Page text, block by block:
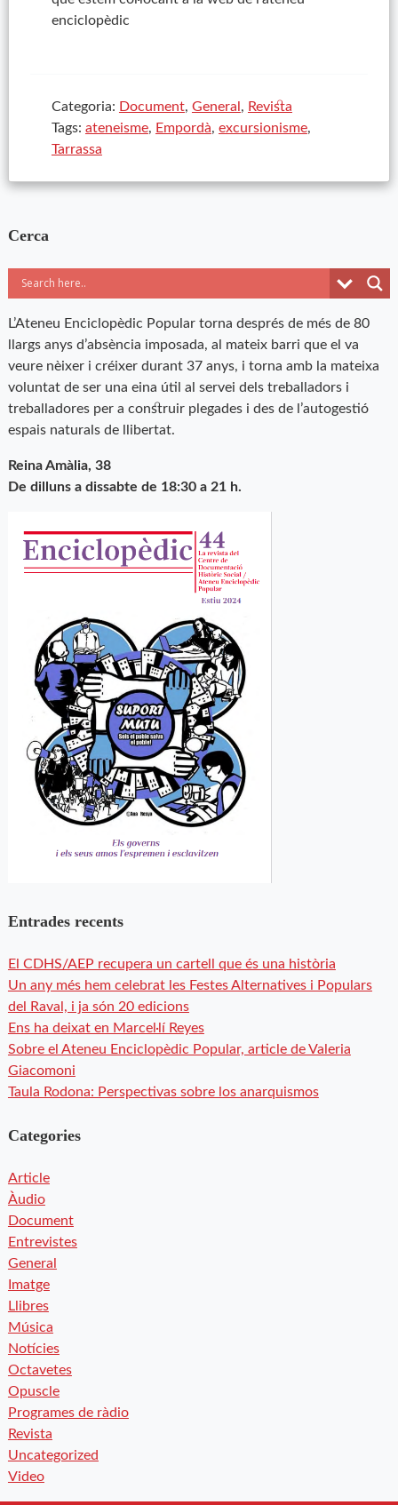
enciclopèdic
Categoria: Document, General , Revista
Tags: ateneisme, Empordà, excursionisme,
Tarrassa
Cerca
L’Ateneu Enciclopèdic Popular torna després de més de 80
llargs anys d’absència imposada, al mateix barri que el va
veure nèixer i créixer durant 37 anys, i torna amb la mateixa
voluntat de ser una eina útil al servei dels treballadors i
treballadores per a construir plegades i des de l’autogestió
espais naturals de llibertat.
Reina Amàlia, 38
De dilluns a dissabte de 18:30 a 21 h.
Entrades recents
El CDHS/AEP recupera un cartell que és una història
Un any més hem celebrat les Festes Alternatives i Populars
del Raval, i ja són 20 edicions
Ens ha deixat en Marcel·lí Reyes
Sobre el Ateneu Enciclopèdic Popular, article de Valeria
Giacomoni
Taula Rodona: Perspectivas sobre los anarquismos
Categories
Article
Àudio
Document
Entrevistes
General
Imatge
Llibres
Música
Notícies
Octavetes
Opuscle
Programes de ràdio
Revista
Uncategorized
Video